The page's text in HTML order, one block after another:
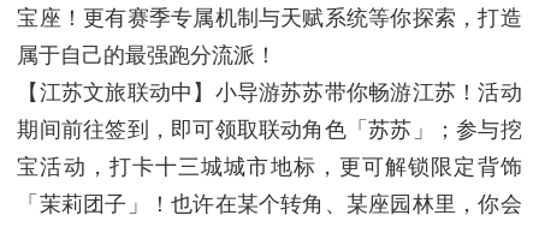
宝座！更有赛季专属机制与天赋系统等你探索，打造
属于自己的最强跑分流派！
【江苏文旅联动中】小导游苏苏带你畅游江苏！活动
期间前往签到，即可领取联动角色「苏苏」；参与挖
宝活动，打卡十三城城市地标，更可解锁限定背饰
「茉莉团子」！也许在某个转角、某座园林里，你会